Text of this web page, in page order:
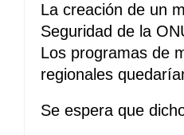
La creación de un
Seguridad de la
Los programas de
regionales
Se espera que